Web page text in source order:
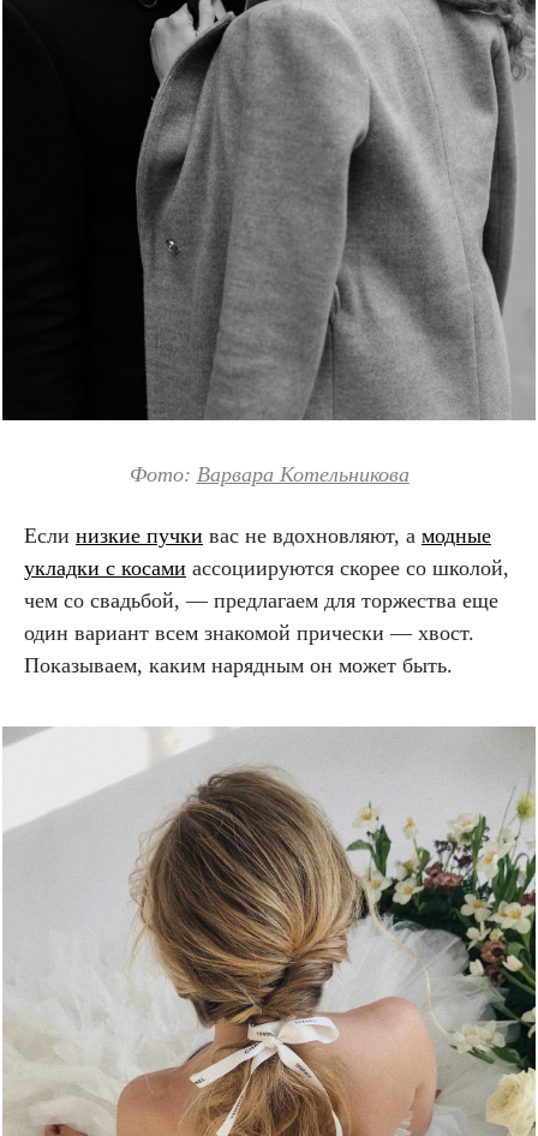
Фото: Варвара Котельникова
Если низкие пучки вас не вдохновляют, а модные
укладки с косами ассоциируются скорее со школой,
чем со свадьбой, — предлагаем для торжества еще
один вариант всем знакомой прически — хвост.
Показываем, каким нарядным он может быть.